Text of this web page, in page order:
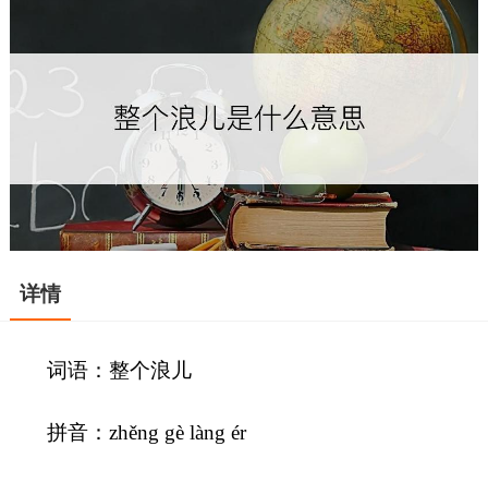
详情
词语：整个浪儿
拼音：zhěng gè làng ér